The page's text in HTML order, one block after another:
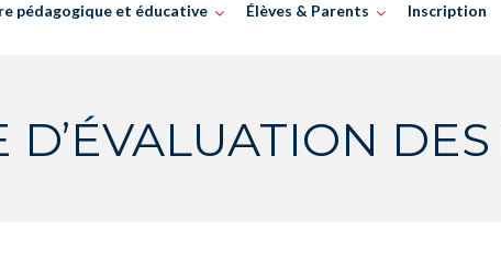
pédagogique et éducative Élèves & Parents Inscription
D’ÉVALUATION